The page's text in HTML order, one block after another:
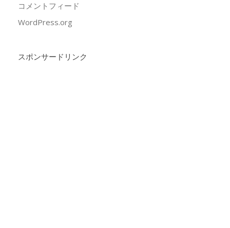
コメントフィード
WordPress.org
スポンサードリンク